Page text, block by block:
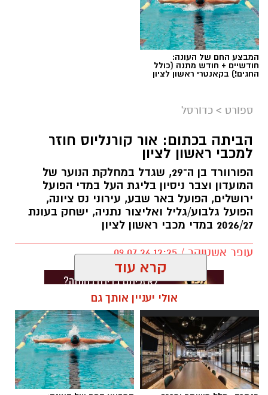
המבצע החם של העונה:
חודשיים + חודש מתנה (כולל
החגים!) בקאנטרי ראשון לציון
ספורט > כדורסל
הביתה בכתום: אור קורנליוס חוזר
למכבי ראשון לציון
הפורוורד בן ה־29, שגדל במחלקת הנוער של
המועדון וצבר ניסיון בליגת העל במדי הפועל
ירושלים, הפועל באר שבע, עירוני נס ציונה,
הפועל גלבוע/גליל ואליצור נתניה, ישחק בעונת
2026/27 במדי מכבי ראשון לציון
עופר אשטוקר / 12:25 09.07.26
תגים:מכבי ראשון לציון אור קורלניוס
קרא עוד
אולי יעניין אותך גם